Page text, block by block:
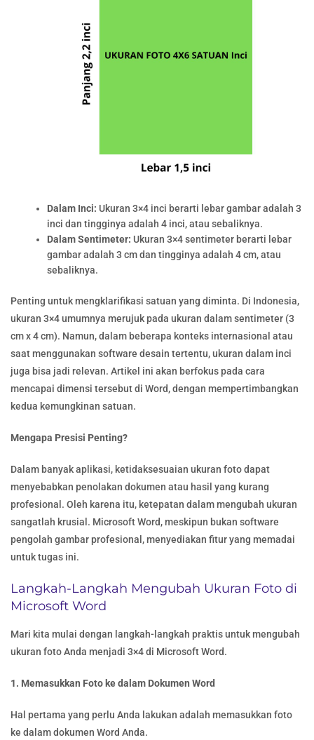
Dalam Inci: Ukuran 3×4 inci berarti lebar gambar adalah 3
inci dan tingginya adalah 4 inci, atau sebaliknya.
Dalam Sentimeter: Ukuran 3×4 sentimeter berarti lebar
gambar adalah 3 cm dan tingginya adalah 4 cm, atau
sebaliknya.
Penting untuk mengklarifikasi satuan yang diminta. Di Indonesia,
ukuran 3×4 umumnya merujuk pada ukuran dalam sentimeter (3
cm x 4 cm). Namun, dalam beberapa konteks internasional atau
saat menggunakan software desain tertentu, ukuran dalam inci
juga bisa jadi relevan. Artikel ini akan berfokus pada cara
mencapai dimensi tersebut di Word, dengan mempertimbangkan
kedua kemungkinan satuan.
Mengapa Presisi Penting?
Dalam banyak aplikasi, ketidaksesuaian ukuran foto dapat
menyebabkan penolakan dokumen atau hasil yang kurang
profesional. Oleh karena itu, ketepatan dalam mengubah ukuran
sangatlah krusial. Microsoft Word, meskipun bukan software
pengolah gambar profesional, menyediakan fitur yang memadai
untuk tugas ini.
Langkah-Langkah Mengubah Ukuran Foto di
Microsoft Word
Mari kita mulai dengan langkah-langkah praktis untuk mengubah
ukuran foto Anda menjadi 3×4 di Microsoft Word.
1. Memasukkan Foto ke dalam Dokumen Word
Hal pertama yang perlu Anda lakukan adalah memasukkan foto
ke dalam dokumen Word Anda.